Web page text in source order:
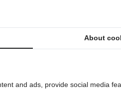
werk doet en overal kan
met de Curaprox CS 708
dagelijks en zorg dat je
About
and ads, provide social media